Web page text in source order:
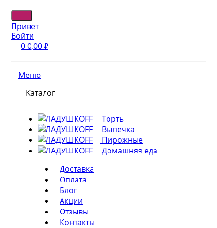
Привет
Войти
00,00₽
Меню
Каталог
Торты
Выпечка
Пирожные
Домашняя еда
Доставка
Оплата
Блог
Акции
Отзывы
Контакты